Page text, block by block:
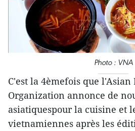
Photo : VNA
C'est la 4èmefois que l'Asian
Organization annonce de
asiatiquespour la cuisine et
vietnamiennes après les